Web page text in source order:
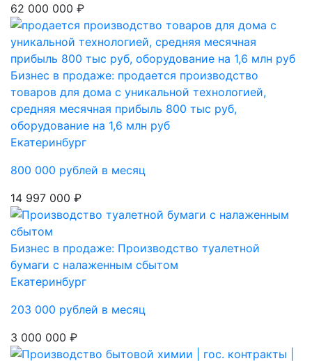
62 000 000 ₽
Бизнес в продаже: продается производство
товаров для дома с уникальной технологией,
средняя месячная прибыль 800 тыс руб,
оборудование на 1,6 млн руб
Екатеринбург
800 000 рублей в месяц
14 997 000 ₽
Бизнес в продаже: Производство туалетной
бумаги с налаженным сбытом
Екатеринбург
203 000 рублей в месяц
3 000 000 ₽